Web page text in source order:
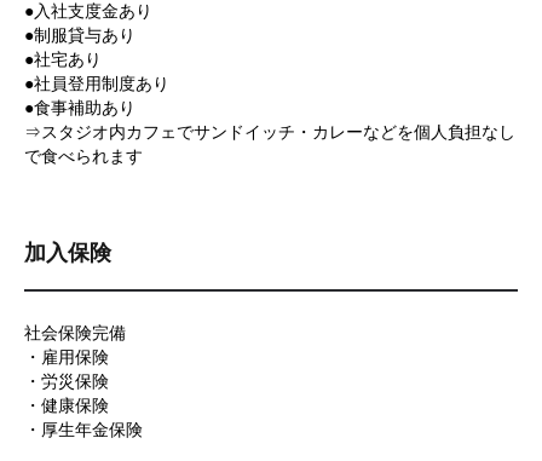
●入社支度金あり
●制服貸与あり
●社宅あり
●社員登用制度あり
●食事補助あり
⇒スタジオ内カフェでサンドイッチ・カレーなどを個人負担なし
で食べられます
加入保険
社会保険完備
・雇用保険
・労災保険
・健康保険
・厚生年金保険